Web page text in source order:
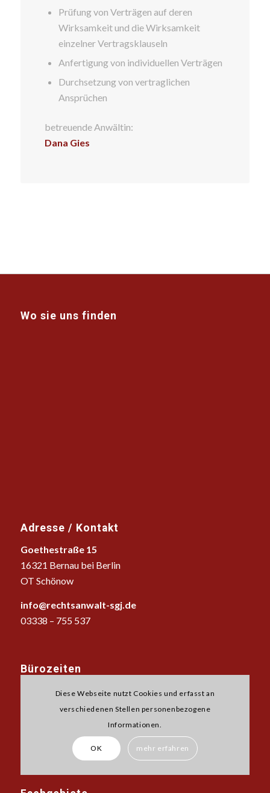
Prüfung von Verträgen auf deren
Wirksamkeit und die Wirksamkeit
einzelner Vertragsklauseln
Anfertigung von individuellen Verträgen
Durchsetzung von vertraglichen
Ansprüchen
betreuende Anwältin:
Dana Gies
Wo sie uns finden
Adresse / Kontakt
Goethestraße 15
16321 Bernau bei Berlin
OT Schönow
info@rechtsanwalt-sgj.de
03338 – 755 537
Bürozeiten
Mo-Fr 8-18 Uhr
sowie nach Vereinbarung
Diese Webseite nutzt Cookies und erfasst an
verschiedenen Stellen personenbezogene
Informationen.
OK mehr erfahren